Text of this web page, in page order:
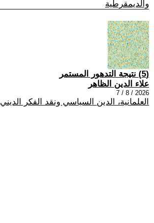
والديمقرطية
(5) نتيجة التدهور المستمر
علاء الدين الظاهر
2026 / 8 / 7
العلمانية، الدين السياسي ونقد الفكر الديني